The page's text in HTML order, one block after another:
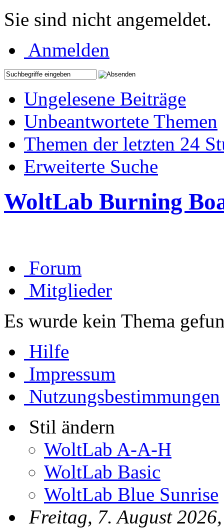
Sie sind nicht angemeldet.
Anmelden
Ungelesene Beiträge
Unbeantwortete Themen
Themen der letzten 24
Erweiterte Suche
WoltLab Burning
Forum
Mitglieder
Es wurde kein Thema
Hilfe
Impressum
Nutzungsbestimmungen
Stil ändern
WoltLab A-A-H
WoltLab Basic
WoltLab Blue Sunrise
Freitag, 7. August